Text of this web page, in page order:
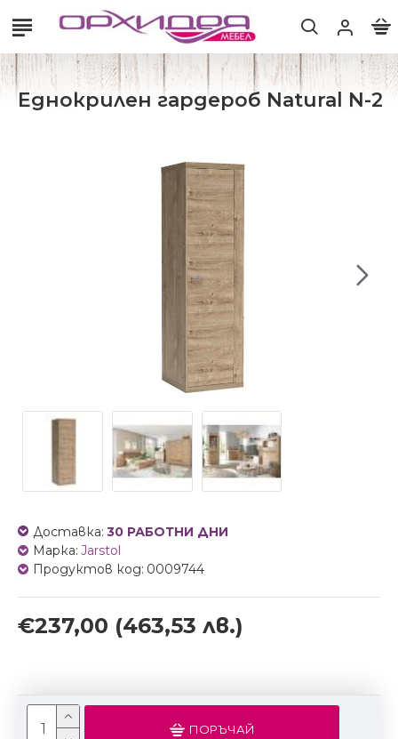
Еднокрилен гардероб Natural N-2
€237,00 (463,53 лв.)
Доставка: 30 РАБОТНИ ДНИ
Марка: Jarstol
Продуктов код: 0009744
ПОРЪЧАЙ